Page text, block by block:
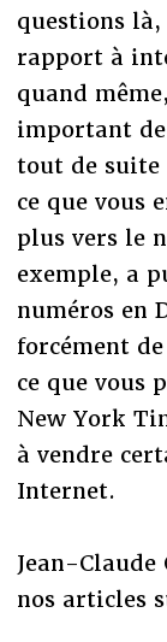
questions
rapport à
quand
important
tout de
ce que vous
plus vers le
exemple, a
numéros en
forcément
ce que vous
New York
à vendre
Internet.
Jean-Claude
nos articles